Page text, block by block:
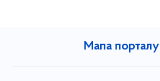
Мапа порталу